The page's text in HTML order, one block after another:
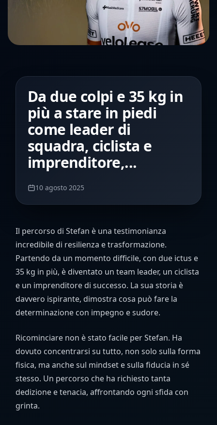
Da due colpi e 35 kg in
più a stare in piedi
come leader di
squadra, ciclista e
imprenditore,...
10 agosto 2025
Il percorso di Stefan è una testimonianza
incredibile di resilienza e trasformazione.
Partendo da un momento difficile, con due ictus e
35 kg in più, è diventato un team leader, un ciclista
e un imprenditore di successo. La sua storia è
davvero ispirante, dimostra cosa può fare la
determinazione con impegno e sudore.
Ricominciare non è stato facile per Stefan. Ha
dovuto concentrarsi su tutto, non solo sulla forma
fisica, ma anche sul mindset e sulla fiducia in sé
stesso. Un percorso che ha richiesto tanta
dedizione e tenacia, affrontando ogni sfida con
grinta.